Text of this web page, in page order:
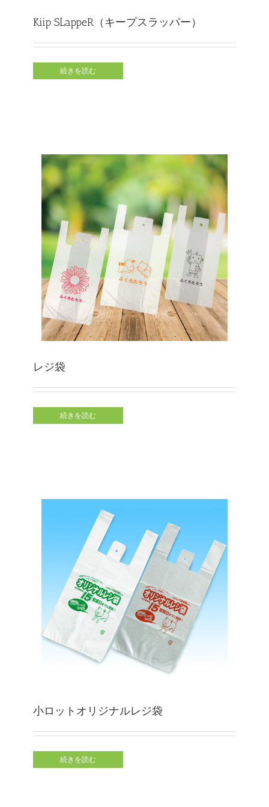
Kiip SLappeR（キープスラッパー）
続きを読む
レジ袋
続きを読む
小ロットオリジナルレジ袋
続きを読む